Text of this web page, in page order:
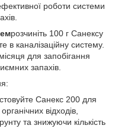
роботи системи
розчиніть 100 г Санексу
в каналізаційну систему.
для запобігання
запахів.
Санекс 200 для
відходів,
та знижуючи кількість